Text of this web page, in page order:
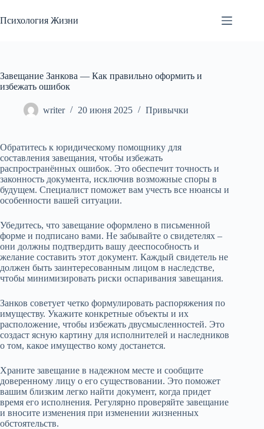
к
сути
Психология Жизни
Завещание Занкова — Как правильно оформить и
избежать ошибок
writer 20 июня 2025 Привычки
Обратитесь к юридическому помощнику для
составления завещания, чтобы избежать
распространённых ошибок. Это обеспечит точность и
законность документа, исключив возможные споры в
будущем. Специалист поможет вам учесть все нюансы и
особенности вашей ситуации.
Убедитесь, что завещание оформлено в письменной
форме и подписано вами. Не забывайте о свидетелях –
они должны подтвердить вашу дееспособность и
желание составить этот документ. Каждый свидетель не
должен быть заинтересованным лицом в наследстве,
чтобы минимизировать риски оспаривания завещания.
Занков советует четко формулировать распоряжения по
имуществу. Укажите конкретные объекты и их
расположение, чтобы избежать двусмысленностей. Это
создаст ясную картину для исполнителей и наследников
о том, какое имущество кому достанется.
Храните завещание в надежном месте и сообщите
доверенному лицу о его существовании. Это поможет
вашим близким легко найти документ, когда придет
время его исполнения. Регулярно проверяйте завещание
и вносите изменения при изменении жизненных
обстоятельств.